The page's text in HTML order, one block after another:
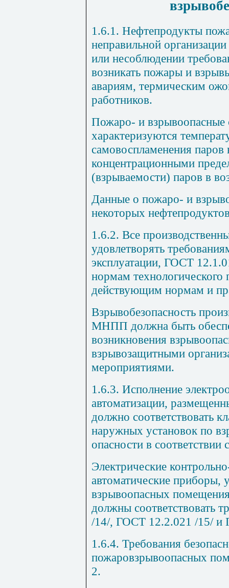
1.6.1. Нефтепродукты
неправильной
или несоблюдении
возникать пожары и
авариям, термическим
работников.
Пожаро- и взрывоопасные
характеризуются
самовоспламенения
концентрационными
(взрываемости) паров в
Данные о пожаро- и
некоторых
1.6.2. Все
удовлетворять
эксплуатации, ГОСТ
нормам технологического
действующим нормам и
Взрывобезопасность
МНПП должна быть
возникновения
взрывозащитными
мероприятиями.
1.6.3. Исполнение
автоматизации,
должно соответствовать
наружных установок по
опасности в
Электрические
автоматические приборы,
взрывоопасных
должны соответствовать
/14/, ГОСТ 12.2.021 /15/ и
1.6.4. Требования
пожаровзрывоопасных
2.